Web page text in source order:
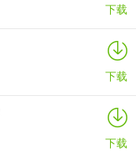
下载
下载
下载